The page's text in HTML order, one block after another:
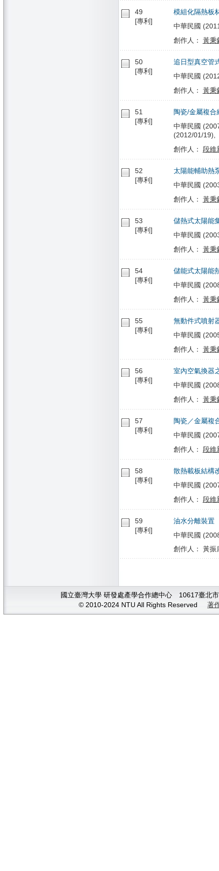
49
[專利]
模組化隔熱板
中華民國
創作人： 黃秉
50
[專利]
追日型真空管
中華民國
創作人： 黃秉
51
[專利]
陶瓷/金屬複
中華民國
(2012/01/19),
創作人： 段維
52
[專利]
太陽能輔助熱
中華民國
創作人： 黃秉
53
[專利]
儲熱式太陽能
中華民國
創作人： 黃秉
54
[專利]
儲能式太陽能
中華民國
創作人： 黃秉
55
[專利]
無動件式噴射
中華民國
創作人： 黃秉
56
[專利]
室內空氣換器
中華民國
創作人： 黃秉
57
[專利]
陶瓷／金屬複
中華民國
創作人： 段維
58
[專利]
散熱載板結構
中華民國
創作人： 段維
59
[專利]
油水分離裝置
中華民國
創作人： 黃振
國立臺灣大學 研發處產學合作總中心 10617臺
© 2010-2024 NTU All Rights Reserved 著